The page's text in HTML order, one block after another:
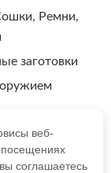
Ремни,
заготовки
веб-
соглашаетесь